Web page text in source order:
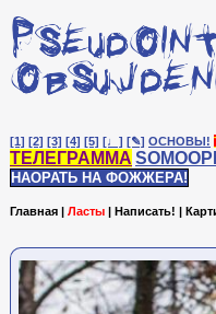
[1] [2] [3] [4] [5] [♩] [✎] ОСНОВЫ!
ТЕЛЕГРАММА
НАОРАТЬ НА ФОЖЖЕРА!
Главная | Ласты | Написать! |